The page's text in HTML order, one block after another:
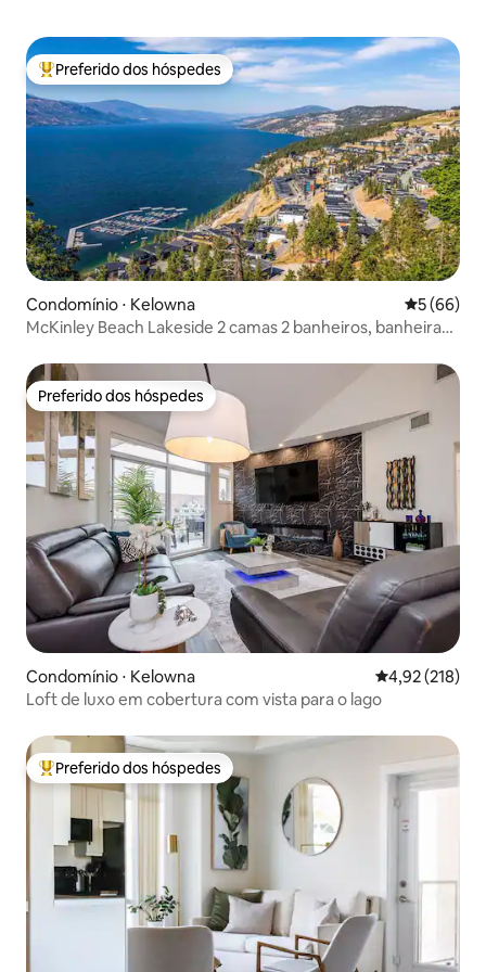
Entre os melhores preferidos dos hóspedes
Preferido dos hóspedes
Condomínio ⋅ Kelowna 5 de uma
5 (66)
McKinley Beach Lakeside 2 camas 2 banheiros, banheira
Preferido dos hóspedes
Preferido dos hóspedes
Condomínio ⋅ Kelowna 4,92 de uma
4,92 (218)
Loft de luxo em cobertura com vista para o lago
Entre os melhores preferidos dos hóspedes
Preferido dos hóspedes